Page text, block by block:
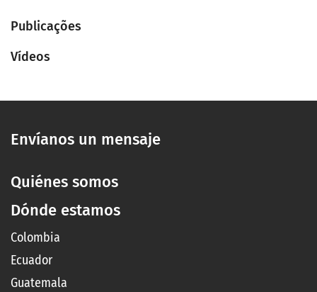
Publicações
Vídeos
Envíanos un mensaje
Quiénes somos
Dónde estamos
Colombia
Ecuador
Guatemala